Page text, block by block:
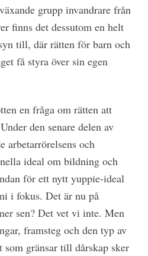
grupp invandrare från
finns det dessutom en helt
till, där rätten för barn och
få styra över sin egen
en fråga om rätten att
den senare delen av
arbetarrörelsens och
ideal om bildning och
för ett nytt yuppie-ideal
i fokus. Det är nu på
sen? Det vet vi inte. Men
framsteg och den typ av
gränsar till dårskap sker